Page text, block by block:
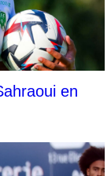
en